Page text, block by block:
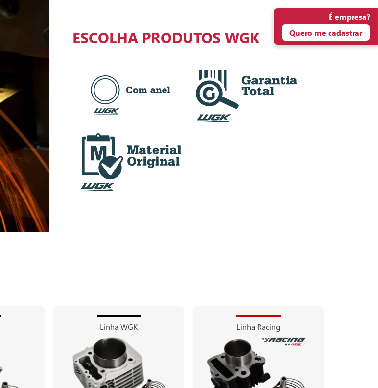
ESCOLHA PRODUTOS WGK
Linha WGK Linha Racing
É empresa?
Quero me cadastrar